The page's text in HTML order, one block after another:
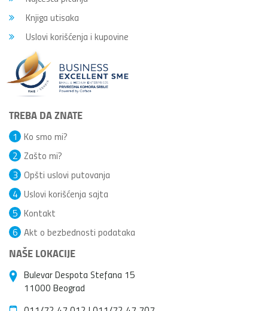
Knjiga utisaka
Uslovi korišćenja i kupovine
TREBA DA ZNATE
Ko smo mi?
1
Zašto mi?
2
Opšti uslovi putovanja
3
Uslovi korišćenja sajta
4
Kontakt
5
Akt o bezbednosti podataka
6
NAŠE LOKACIJE
Bulevar Despota Stefana 15
11000 Beograd